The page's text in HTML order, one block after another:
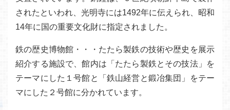
されたといわれ、光明寺には1492年に伝えられ、昭和
14年に国の重要文化財に指定されました。
鉄の歴史博物館・・・たたら製鉄の技術や歴史を展示
紹介する施設で、館内は「たたら製鉄とその技法」を
テーマにした１号館と「鉄山経営と鍛冶集団」をテー
マにした２号館に分かれています。